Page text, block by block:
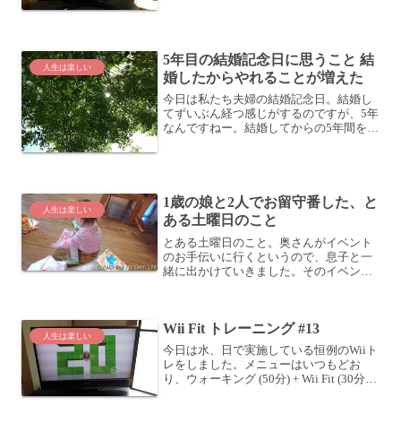
人生は楽しい
5年目の結婚記念日に思うこと 結
婚したからやれることが増えた
今日は私たち夫婦の結婚記念日。結婚し
てずいぶん経つ感じがするのですが、5年
なんですねー。結婚してからの5年間を振
人生は楽しい
1歳の娘と2人でお留守番した、と
ある土曜日のこと
とある土曜日のこと。奥さんがイベント
のお手伝いに行くというので、息子と一
緒に出かけていきました。そのイベント
を言うのがマイブームこ...
人生は楽しい Wii Fit トレーニング #13
今日は水、日で実施している恒例のWiiト
レをしました。メニューはいつもどお
り、ウォーキング (50分) + Wii Fit (30分)